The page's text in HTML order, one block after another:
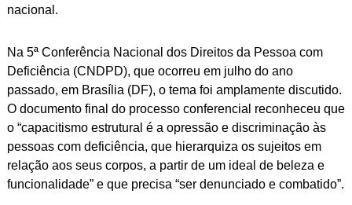
nacional.
Na 5ª Conferência Nacional dos Direitos da Pessoa com
Deficiência (CNDPD), que ocorreu em julho do ano
passado, em Brasília (DF), o tema foi amplamente discutido.
O documento final do processo conferencial reconheceu que
o “capacitismo estrutural é a opressão e discriminação às
pessoas com deficiência, que hierarquiza os sujeitos em
relação aos seus corpos, a partir de um ideal de beleza e
funcionalidade” e que precisa “ser denunciado e combatido”.